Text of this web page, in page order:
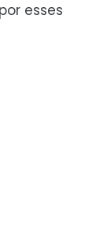
esses